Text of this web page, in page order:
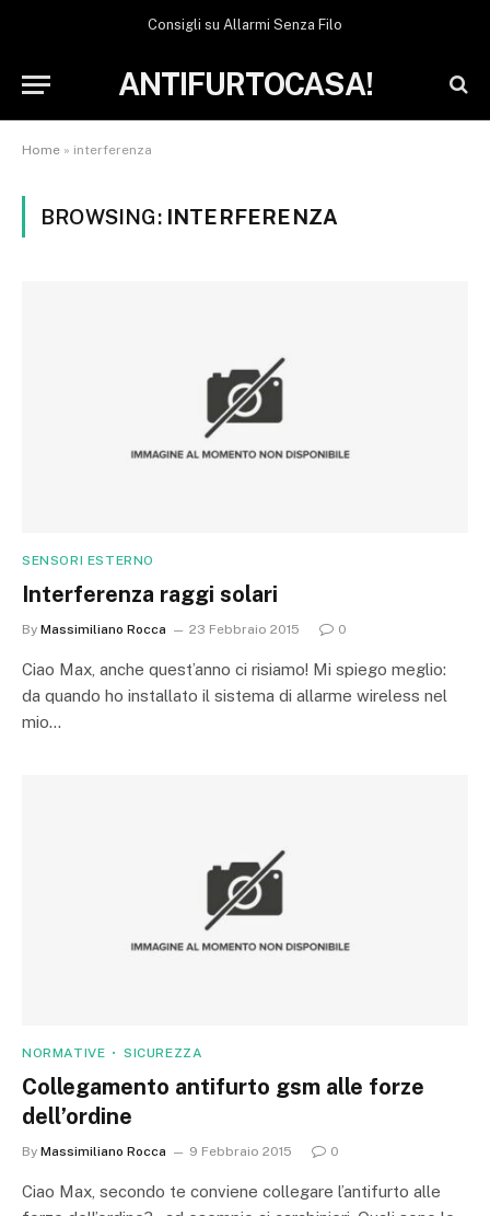
Consigli su Allarmi Senza Filo
ANTIFURTOCASA!
Home » interferenza
BROWSING: INTERFERENZA
SENSORI ESTERNO
Interferenza raggi solari
By Massimiliano Rocca 23 Febbraio 2015 0
Ciao Max, anche quest’anno ci risiamo! Mi spiego meglio:
da quando ho installato il sistema di allarme wireless nel
mio…
NORMATIVE SICUREZZA
Collegamento antifurto gsm alle forze
dell’ordine
By Massimiliano Rocca 9 Febbraio 2015 0
Ciao Max, secondo te conviene collegare l’antifurto alle